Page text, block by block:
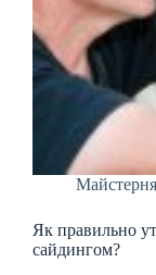
Як правильно
сайдингом?